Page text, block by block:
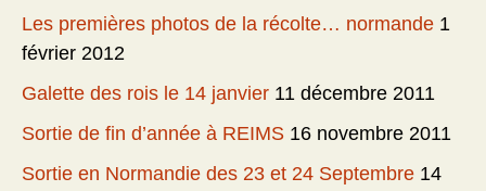
Les premières photos de la récolte… normande 1
février 2012
Galette des rois le 14 janvier 11 décembre 2011
Sortie de fin d’année à REIMS 16 novembre 2011
Sortie en Normandie des 23 et 24 Septembre 14